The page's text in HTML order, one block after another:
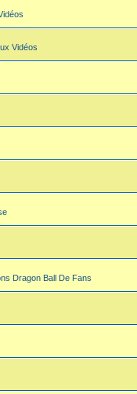
Vidéos
Dragon Ball De Fans